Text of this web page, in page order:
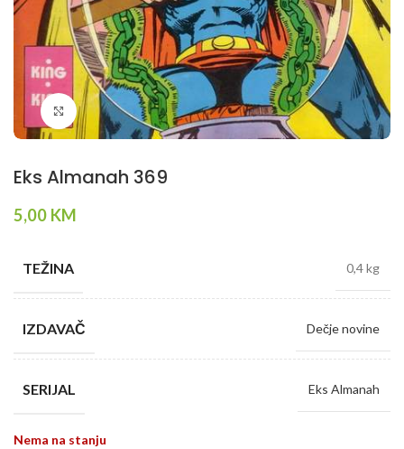
Klikni da povečaš
Eks Almanah 369
5,00 KM
TEŽINA 0,4 kg
IZDAVAČ Dečje novine
SERIJAL Eks Almanah
Nema na stanju